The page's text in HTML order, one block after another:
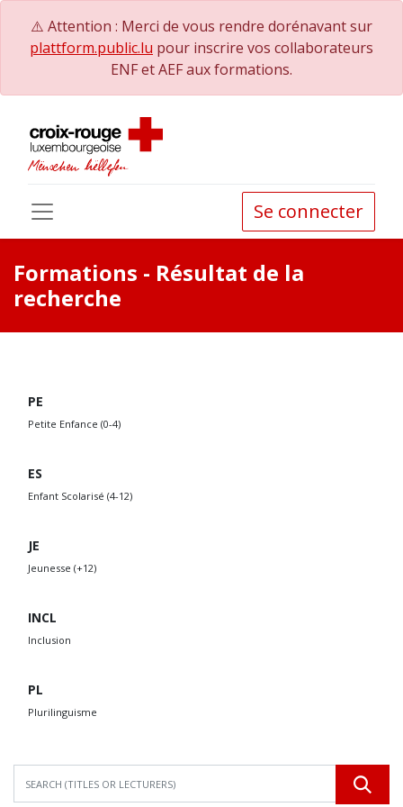
⚠️ Attention : Merci de vous rendre dorénavant sur
plattform.public.lu pour inscrire vos collaborateurs
ENF et AEF aux formations.
Se connecter
Formations - Résultat de la
recherche
PE
Petite Enfance (0-4)
ES
Enfant Scolarisé (4-12)
JE
Jeunesse (+12)
INCL
Inclusion
PL
Plurilinguisme